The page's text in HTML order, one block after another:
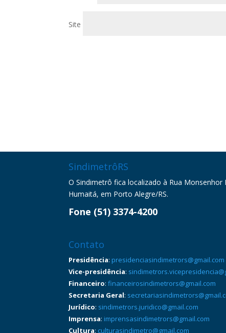
Site
SindimetrôRS
O Sindimetrô fica localizado à Rua Monsenhor
Humaitá, em Porto Alegre/RS.
Fone (51) 3374-4200
Contato
Presidência: presidenciasindimetrors@gmail.com
Vice-presidência:
Financeiro:financeirosindimetrors@gmail.com
Secretaria Geral:
Jurídico: sindimetrors.juridico@gmail.com
Imprensa: imprensasindimetrors@gmail.com
Cultura: culturasindimetro@gmail.com